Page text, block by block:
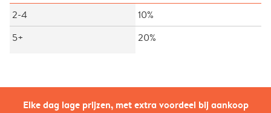
Elke dag lage prijzen, met extra voordeel bij aankoop
2-4
10%
5+
20%